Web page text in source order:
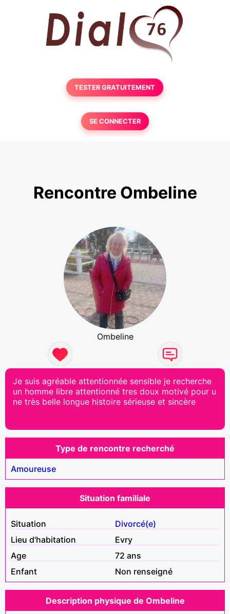
TESTER GRATUITEMENT
SE CONNECTER
Rencontre Ombeline
Ombeline
Je suis agréable attentionnée sensible je recherche
un homme libre attentionné tres doux motivé pour u
ne très belle longue histoire sérieuse et sincère
Type de rencontre recherché
Amoureuse
Situation familiale
Situation
Divorcé(e)
Lieu d'habitation
Evry
Age
72 ans
Enfant
Non renseigné
Description physique de Ombeline